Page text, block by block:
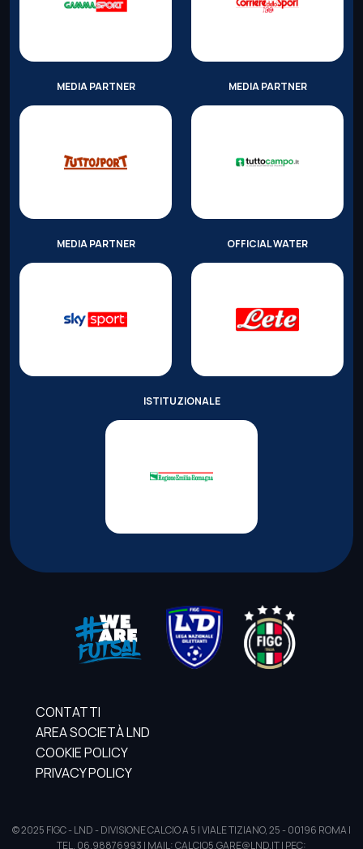
MEDIA PARTNER MEDIA PARTNER
MEDIA PARTNER OFFICIAL WATER
ISTITUZIONALE
CONTATTI
AREA SOCIETÀ LND
COOKIE POLICY
PRIVACY POLICY
© 2025 FIGC - LND - DIVISIONE CALCIO A 5 | VIALE TIZIANO, 25 - 00196 ROMA |
TEL. 06.98876993 | MAIL: CALCIO5.GARE@LND.IT | PEC: